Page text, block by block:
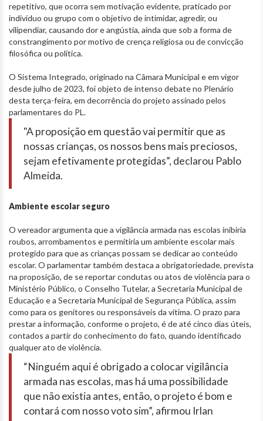
repetitivo, que ocorra sem motivação evidente, praticado por
indivíduo ou grupo com o objetivo de intimidar, agredir, ou
vilipendiar, causando dor e angústia, ainda que sob a forma de
constrangimento por motivo de crença religiosa ou de convicção
filosófica ou política.
O Sistema Integrado, originado na Câmara Municipal e em vigor
desde julho de 2023, foi objeto de intenso debate no Plenário
desta terça-feira, em decorrência do projeto assinado pelos
parlamentares do PL.
"A proposição em questão vai permitir que as
nossas crianças, os nossos bens mais preciosos,
sejam efetivamente protegidas”, declarou Pablo
Almeida.
Ambiente escolar seguro
O vereador argumenta que a vigilância armada nas escolas inibiria
roubos, arrombamentos e permitiria um ambiente escolar mais
protegido para que as crianças possam se dedicar ao conteúdo
escolar. O parlamentar também destaca a obrigatoriedade, prevista
na proposição, de se reportar condutas ou atos de violência para o
Ministério Público, o Conselho Tutelar, a Secretaria Municipal de
Educação e a Secretaria Municipal de Segurança Pública, assim
como para os genitores ou responsáveis da vítima. O prazo para
prestar a informação, conforme o projeto, é de até cinco dias úteis,
contados a partir do conhecimento do fato, quando identificado
qualquer ato de violência.
“Ninguém aqui é obrigado a colocar vigilância
armada nas escolas, mas há uma possibilidade
que não existia antes, então, o projeto é bom e
contará com nosso voto sim”, afirmou Irlan